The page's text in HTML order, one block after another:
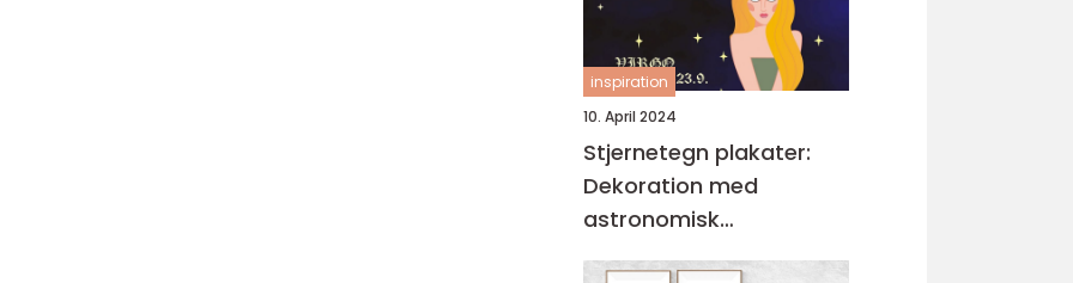
inspiration
10. April 2024
Stjernetegn plakater:
Dekoration med
astronomisk
personlighed